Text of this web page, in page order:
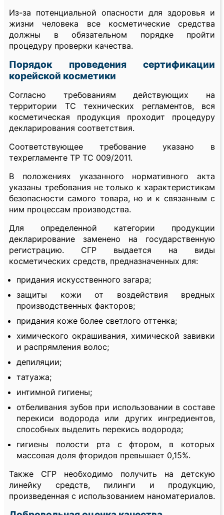
Из-за потенциальной опасности для здоровья и
жизни человека все косметические средства
должны в обязательном порядке пройти
процедуру проверки качества.
Порядок проведения сертификации
корейской косметики
Согласно требованиям действующих на
территории ТС технических регламентов, вся
косметическая продукция проходит процедуру
декларирования соответствия.
Соответствующее требование указано в
техрегламенте ТР ТС 009/2011.
В положениях указанного нормативного акта
указаны требования не только к характеристикам
безопасности самого товара, но и к связанным с
ним процессам производства.
Для определенной категории продукции
декларирование заменено на государственную
регистрацию. СГР выдается на виды
косметических средств, предназначенных для:
придания искусственного загара;
защиты кожи от воздействия вредных
производственных факторов;
придания коже более светлого оттенка;
химического окрашивания, химической завивки
и распрямления волос;
депиляции;
татуажа;
интимной гигиены;
отбеливания зубов при использовании в составе
перекиси водорода или других ингредиентов,
способных выделить перекись водорода;
гигиены полости рта с фтором, в которых
массовая доля фторидов превышает 0,15%.
Также СГР необходимо получить на детскую
линейку средств, пилинги и продукцию,
произведенная с использованием наноматериалов.